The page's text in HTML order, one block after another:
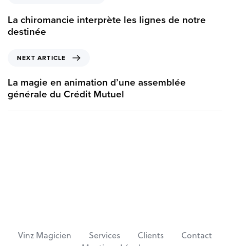
e
v
A
r
t
La chiromancie interprète les lignes de notre
destinée
x
A
r
NEXT ARTICLE
La magie en animation d’une assemblée
générale du Crédit Mutuel
Vinz Magicien Services Clients
Contact